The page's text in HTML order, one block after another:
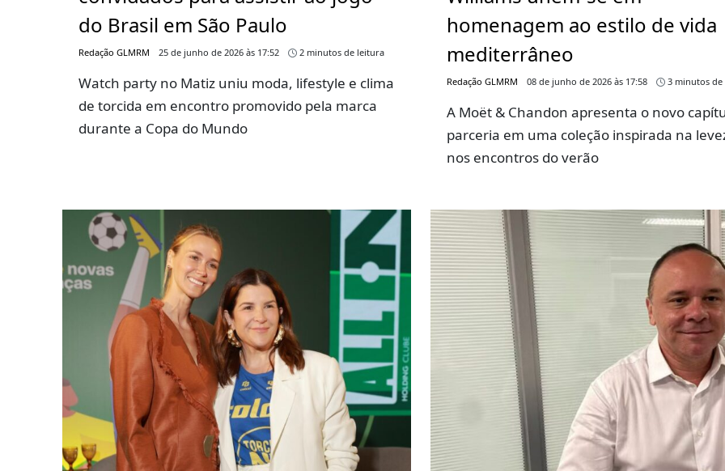
do Brasil em São Paulo
Redação GLMRM 25 de junho de 2026 às 17:52 2 minutos de leitura
Watch party no Matiz uniu moda, lifestyle e clima
de torcida em encontro promovido pela marca
durante a Copa do Mundo
homenagem ao estilo de vida
mediterrâneo
Redação GLMRM 08 de junho de 2026 às 17:58 3 minutos
A Moët & Chandon apresenta o novo
parceria em uma coleção inspirada na
nos encontros do verão